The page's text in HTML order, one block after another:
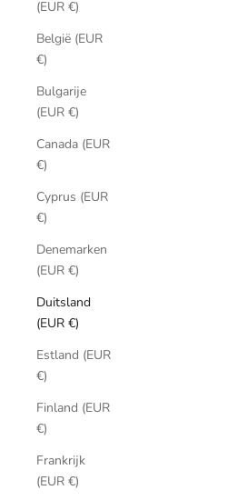
(EUR €)
België (EUR
€)
Bulgarije
(EUR €)
Canada (EUR
€)
Cyprus (EUR
€)
Denemarken
(EUR €)
Duitsland
(EUR €)
Estland (EUR
€)
Finland (EUR
€)
Frankrijk
(EUR €)